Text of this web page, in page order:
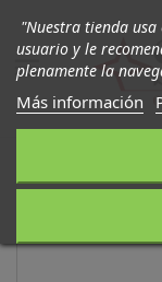

"Nuestra tienda
usuario y le
plenamente la
Más información